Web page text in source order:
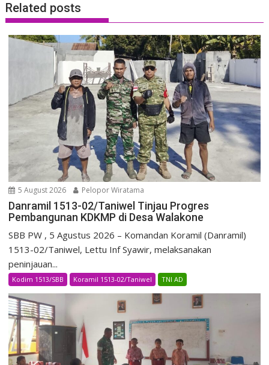
Related posts
5 August 2026 Pelopor Wiratama
Danramil 1513-02/Taniwel Tinjau Progres
Pembangunan KDKMP di Desa Walakone
SBB PW , 5 Agustus 2026 – Komandan Koramil (Danramil)
1513-02/Taniwel, Lettu Inf Syawir, melaksanakan
peninjauan...
Kodim 1513/SBB Koramil 1513-02/Taniwel TNI AD